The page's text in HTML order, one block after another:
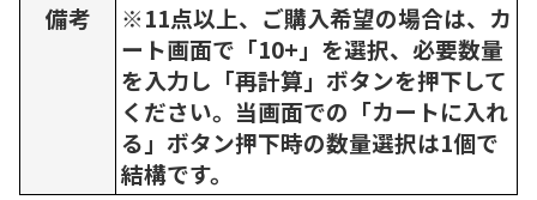
備考
※11点以上、ご購入希望の場合は、カ
ート画面で「10+」を選択、必要数量
を入力し「再計算」ボタンを押下して
ください。当画面での「カートに入れ
る」ボタン押下時の数量選択は1個で
結構です。